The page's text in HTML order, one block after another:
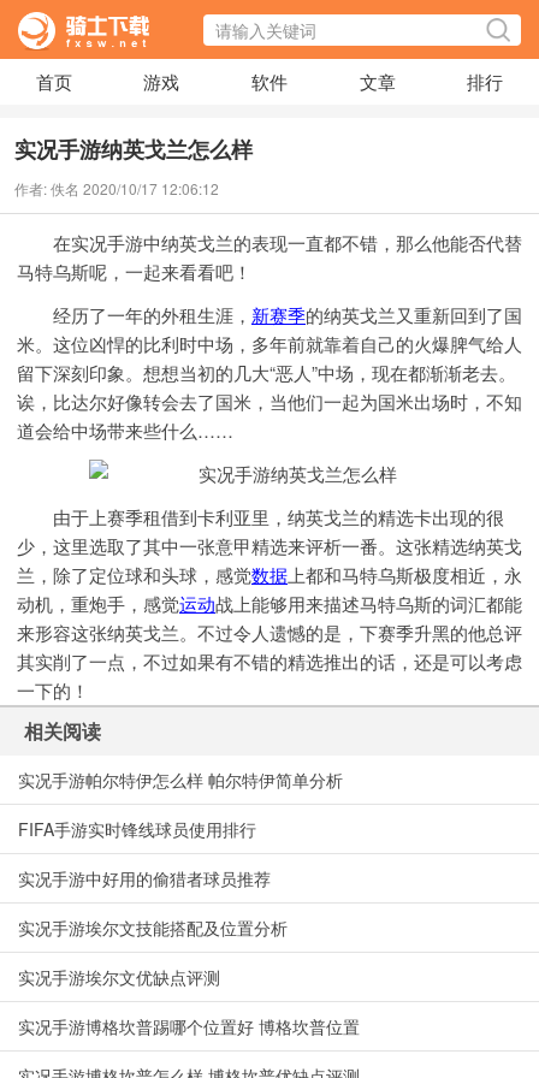
首页 游戏 软件 文章 排行
实况手游纳英戈兰怎么样
作者: 佚名 2020/10/17 12:06:12
在实况手游中纳英戈兰的表现一直都不错，那么他能否代替
马特乌斯呢，一起来看看吧！
经历了一年的外租生涯， 新赛季的纳英戈兰又重新回到了国
米。这位凶悍的比利时中场，多年前就靠着自己的火爆脾气给人
留下深刻印象。想想当初的几大“恶人”中场，现在都渐渐老去。
诶，比达尔好像转会去了国米，当他们一起为国米出场时，不知
道会给中场带来些什么……
由于上赛季租借到卡利亚里，纳英戈兰的精选卡出现的很
少，这里选取了其中一张意甲精选来评析一番。这张精选纳英戈
兰，除了定位球和头球，感觉数据 上都和马特乌斯极度相近，永
动机，重炮手，感觉运动战上能够用来描述马特乌斯的词汇都能
来形容这张纳英戈兰。不过令人遗憾的是，下赛季升黑的他总评
其实削了一点，不过如果有不错的精选推出的话，还是可以考虑
一下的！
相关阅读
实况手游帕尔特伊怎么样 帕尔特伊简单分析
FIFA手游实时锋线球员使用排行
实况手游中好用的偷猎者球员推荐
​实况手游埃尔文技能搭配及位置分析
实况手游埃尔文优缺点评测
实况手游博格坎普踢哪个位置好 博格坎普位置